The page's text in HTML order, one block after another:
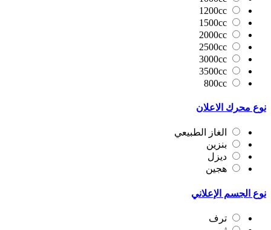
1200cc
1500cc
2000cc
2500cc
3000cc
3500cc
800cc
نوع محرك الاعلان
الغاز الطبيعي
بنزين
ديزل
هجين
نوع الجسم الإعلاني
ترف